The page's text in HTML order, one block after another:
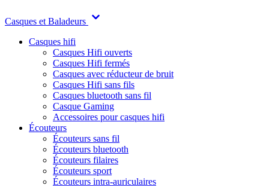
Casques et Baladeurs
Casques hifi
Casques Hifi ouverts
Casques Hifi fermés
Casques avec réducteur de bruit
Casques Hifi sans fils
Casques bluetooth sans fil
Casque Gaming
Accessoires pour casques hifi
Écouteurs
Écouteurs sans fil
Écouteurs bluetooth
Écouteurs filaires
Écouteurs sport
Écouteurs intra-auriculaires